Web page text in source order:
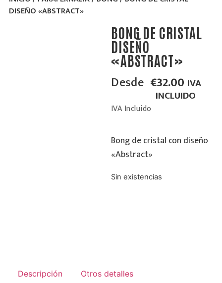
DISEÑO «ABSTRACT»
BONG DE CRISTAL
DISEÑO
«ABSTRACT»
Desde €32.00 IVA
INCLUIDO
IVA Incluido
Bong de cristal con diseño
«Abstract»
Sin existencias
Descripción Otros detalles